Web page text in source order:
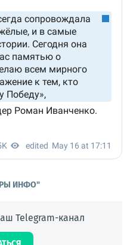
ИНФО"
Telegram-канал